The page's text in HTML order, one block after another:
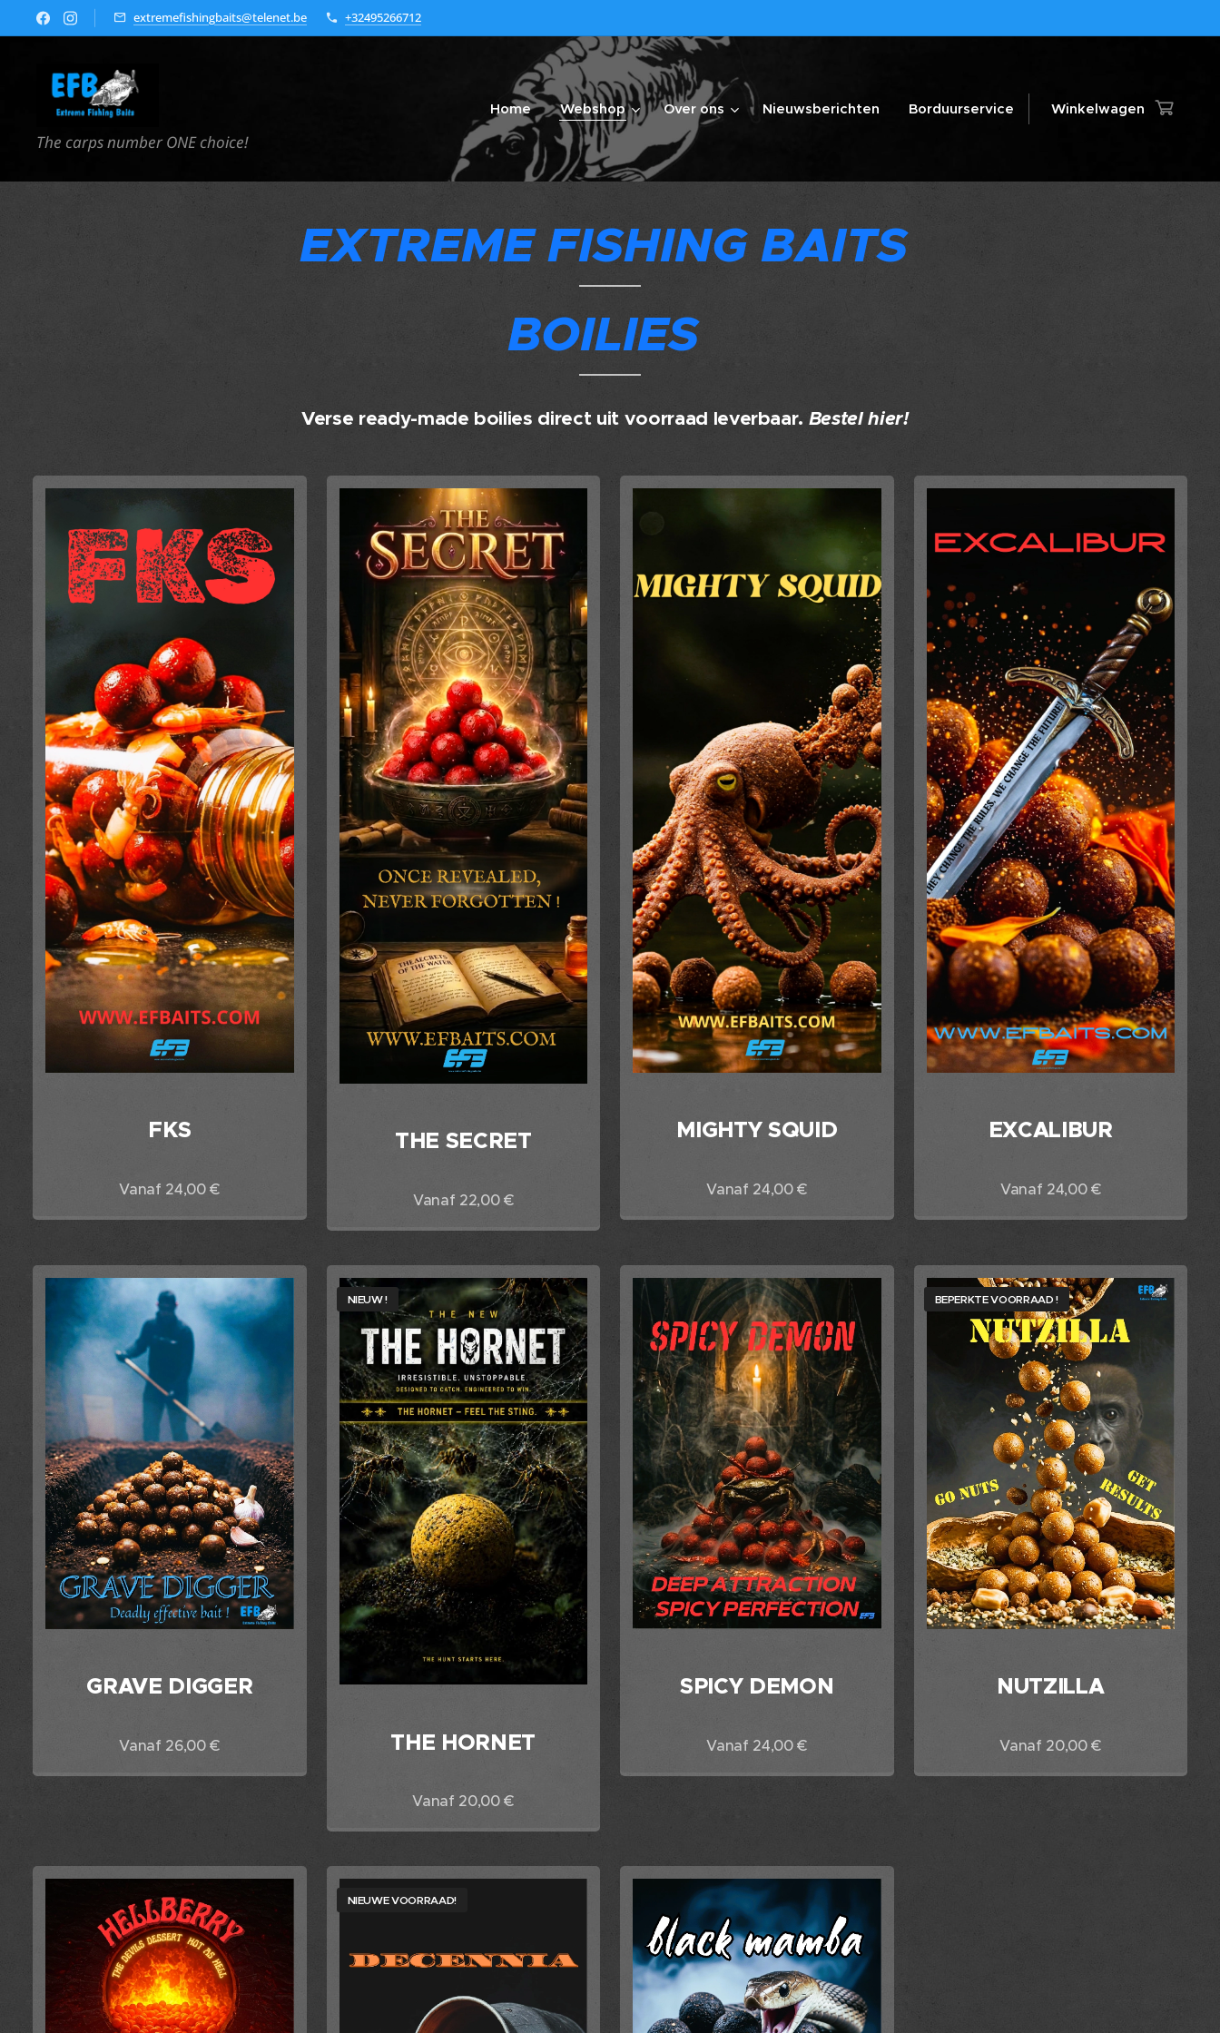
extremefishingbaits@telenet.be +32495266712
The carps number ONE choice!
Home Webshop Over ons Nieuwsberichten Borduurservice Winkelwagen
EXTREME FISHING BAITS
BOILIES
Verse ready-made boilies direct uit voorraad leverbaar. Bestel hier!
FKS
Vanaf 24,00€
THE SECRET
Vanaf 22,00€
MIGHTY SQUID
Vanaf 24,00€
EXCALIBUR
Vanaf 24,00€
GRAVE DIGGER
Vanaf 26,00€ THE HORNET
NIEUW !
Vanaf 20,00€
SPICY DEMON
Vanaf 24,00€
NUTZILLA
BEPERKTE VOORRAAD !
Vanaf 20,00€
NIEUWE VOORRAAD!